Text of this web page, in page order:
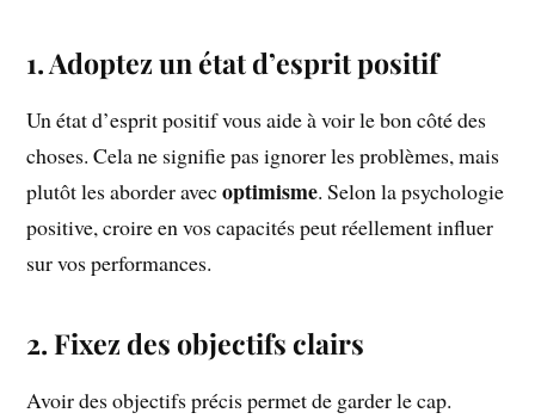
1. Adoptez un état d’esprit positif
Un état d’esprit positif vous aide à voir le bon côté des
choses. Cela ne signifie pas ignorer les problèmes, mais
plutôt les aborder avecoptimisme. Selon la psychologie
positive, croire en vos capacités peut réellement influer
sur vos performances.
2. Fixez des objectifs clairs
Avoir des objectifs précis permet de garder le cap.